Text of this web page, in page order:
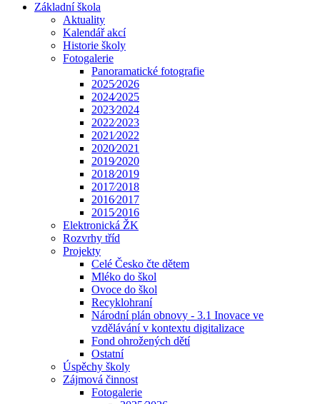
Základní škola
Aktuality
Kalendář akcí
Historie školy
Fotogalerie
Panoramatické fotografie
2025⁄2026
2024⁄2025
2023⁄2024
2022⁄2023
2021⁄2022
2020⁄2021
2019⁄2020
2018⁄2019
2017⁄2018
2016⁄2017
2015⁄2016
Elektronická ŽK
Rozvrhy tříd
Projekty
Celé Česko čte dětem
Mléko do škol
Ovoce do škol
Recyklohraní
Národní plán obnovy - 3.1 Inovace ve
vzdělávání v kontextu digitalizace
Fond ohrožených dětí
Ostatní
Úspěchy školy
Zájmová činnost
Fotogalerie